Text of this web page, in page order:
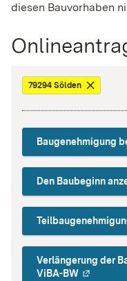
diesen Bauvorhaben
79294 Sölden
Baugenehmigung
Den Baubeginn
Verlängerung der
ViBA-BW